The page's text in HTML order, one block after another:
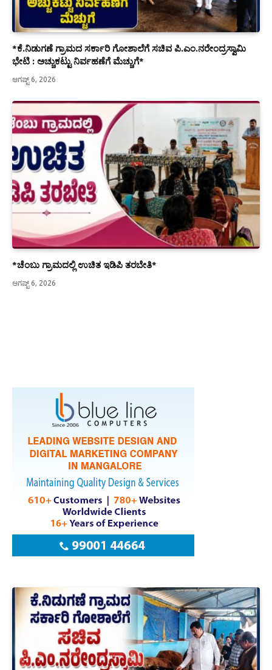
*ಕೆ.ನಿಡುಗಣೆ ಗ್ರಾಮದ ಸರ್ಕಾರಿ ಗೋಶಾಲೆಗೆ ಸಚಿವ ಪಿ.ಎಂ.ನರೇಂದ್ರಸ್ವಾಮಿ
ಭೇಟಿ : ಅಚ್ಚುಕಟ್ಟು ನಿರ್ವಹಣೆಗೆ ಮೆಚ್ಚುಗೆ*
ಆಗಷ್ಟ್ 6, 2026
*ಚೆಂಬು ಗ್ರಾಮದಲ್ಲಿ ಉಚಿತ ಇಡಿಪಿ ತರಬೇತಿ*
ಆಗಷ್ಟ್ 6, 2026